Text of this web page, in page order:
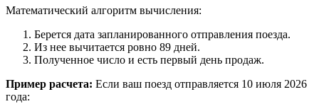
Математический алгоритм вычисления:
Берется дата запланированного отправления поезда.
Из нее вычитается ровно 89 дней.
Полученное число и есть первый день продаж.
Пример расчета: Если ваш поезд отправляется 10 июля 2026
года: